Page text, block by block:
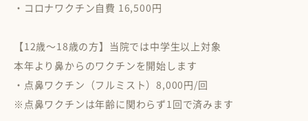
・コロナワクチン自費 16,500円
【12歳～18歳の方】当院では中学生以上対象
本年より鼻からのワクチンを開始します
・点鼻ワクチン（フルミスト）8,000円/回
※点鼻ワクチンは年齢に関わらず1回で済みます